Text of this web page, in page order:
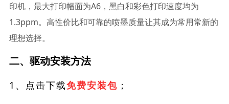
印机，最大打印幅面为A6，黑白和彩色打印速度均为
1.3ppm。高性价比和可靠的喷墨质量让其成为常用常新的
理想选择。
二、驱动安装方法
1、点击下载免费安装包 ；